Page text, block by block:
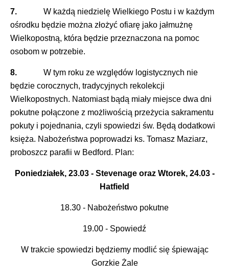
7. W każdą niedzielę Wielkiego Postu i w każdym
ośrodku będzie można złożyć ofiarę jako jałmużnę
Wielkopostną, która będzie przeznaczona na pomoc
osobom w potrzebie.
8. W tym roku ze względów logistycznych nie
będzie corocznych, tradycyjnych rekolekcji
Wielkopostnych. Natomiast bądą miały miejsce dwa dni
pokutne połączone z możliwością przeżycia sakramentu
pokuty i pojednania, czyli spowiedzi św. Będą dodatkowi
księża. Nabożeństwa poprowadzi ks. Tomasz Maziarz,
proboszcz parafii w Bedford. Plan:
Poniedziałek, 23.03 - Stevenage oraz Wtorek, 24.03 -
Hatfield
18.30 - Nabożeństwo pokutne
19.00 - Spowiedź
W trakcie spowiedzi będziemy modlić się śpiewając
Gorzkie Żale